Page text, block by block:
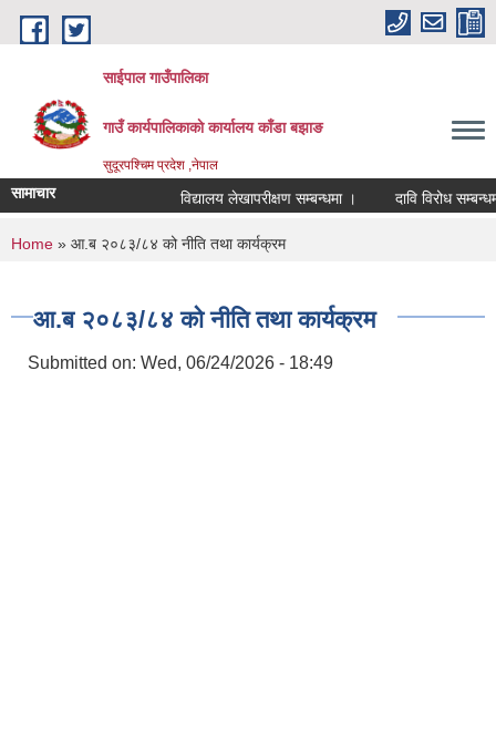
Skip to main content
साईपाल गाउँपालिका
गाउँ कार्यपालिकाकाे कार्यालय काँडा बझाङ
सुदूरपश्चिम प्रदेश ,नेपाल
सामाचार विद्यालय लेखापरीक्षण सम्बन्धमा । दावि विरोध
You are here
Home » आ.ब २०८३/८४ को नीति तथा कार्यक्रम
आ.ब २०८३/८४ को नीति तथा कार्यक्रम
Submitted on: Wed, 06/24/2026 - 18:49